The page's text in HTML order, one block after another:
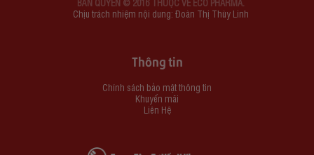
BẢN QUYỀN © 2016 THUỘC VỀ ECO PHARMA.
Chịu trách nhiệm nội dung: Đoàn Thị Thùy Linh
Thông tin
Chính sách bảo mật thông tin
Khuyến mãi
Liên Hệ